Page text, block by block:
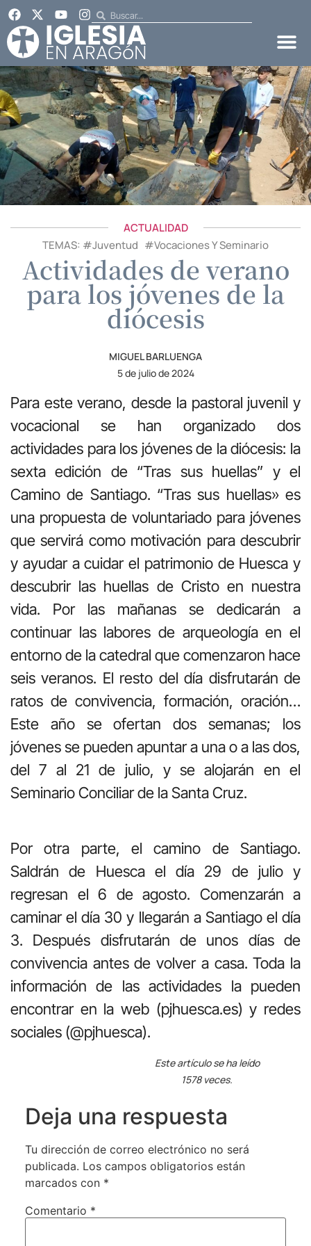
ACTUALIDAD
TEMAS: #Juventud #Vocaciones Y Seminario
Actividades de verano
para los jóvenes de la
diócesis
MIGUEL BARLUENGA
5 de julio de 2024
Para este verano, desde la pastoral juvenil y
vocacional se han organizado dos
actividades para los jóvenes de la diócesis: la
sexta edición de “Tras sus huellas” y el
Camino de Santiago. “Tras sus huellas» es
una propuesta de voluntariado para jóvenes
que servirá como motivación para descubrir
y ayudar a cuidar el patrimonio de Huesca y
descubrir las huellas de Cristo en nuestra
vida. Por las mañanas se dedicarán a
continuar las labores de arqueología en el
entorno de la catedral que comenzaron hace
seis veranos. El resto del día disfrutarán de
ratos de convivencia, formación, oración…
Este año se ofertan dos semanas; los
jóvenes se pueden apuntar a una o a las dos,
del 7 al 21 de julio, y se alojarán en el
Seminario Conciliar de la Santa Cruz.
Por otra parte, el camino de Santiago.
Saldrán de Huesca el día 29 de julio y
regresan el 6 de agosto. Comenzarán a
caminar el día 30 y llegarán a Santiago el día
3. Después disfrutarán de unos días de
convivencia antes de volver a casa. Toda la
información de las actividades la pueden
encontrar en la web (pjhuesca.es) y redes
sociales (@pjhuesca).
Este artículo se ha leído
1578 veces.
Deja una respuesta
Tu dirección de correo electrónico no será
publicada. Los campos obligatorios están
marcados con *
Comentario *